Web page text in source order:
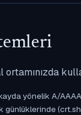
yönelik A/
günlüklerinde